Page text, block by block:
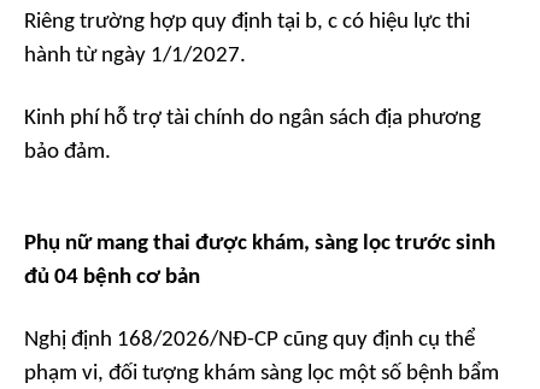
Riêng trường hợp quy định tại b, c có hiệu lực thi
hành từ ngày 1/1/2027.
Kinh phí hỗ trợ tài chính do ngân sách địa phương
bảo đảm.
Phụ nữ mang thai được khám, sàng lọc trước sinh
đủ 04 bệnh cơ bản
Nghị định 168/2026/NĐ-CP cũng quy định cụ thể
phạm vi, đối tượng khám sàng lọc một số bệnh bẩm